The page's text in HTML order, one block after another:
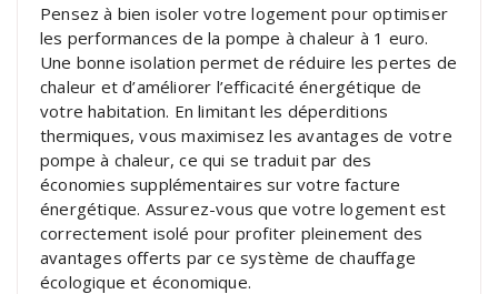
Pensez à bien isoler votre logement pour optimiser
les performances de la pompe à chaleur à 1 euro.
Une bonne isolation permet de réduire les pertes de
chaleur et d’améliorer l’efficacité énergétique de
votre habitation. En limitant les déperditions
thermiques, vous maximisez les avantages de votre
pompe à chaleur, ce qui se traduit par des
économies supplémentaires sur votre facture
énergétique. Assurez-vous que votre logement est
correctement isolé pour profiter pleinement des
avantages offerts par ce système de chauffage
écologique et économique.